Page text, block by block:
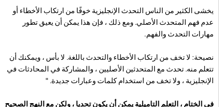
يخشى الكثير من الناس التحدث الإنجليزية خوفًا من ارتكاب الأخطاء أو
عدم فهم المتحدث الأصلي. ومع ذلك ، فإن هذا يمكن أن يعيق تطور
مهارات التحدث والفهم.
نصيحة: لا تخف من ارتكاب الأخطاء والتحدث باللغة. لا بأس ، ويمكنك أن
تتعلم منه. تحدث مع المتحدثين الأصليين ، والمشاركة في المحادثات في
الإنجليزية ، ولا تخف من استخدام كلمات وعبارات جديدة. "
في الختام ، التعلم التاميلية يمكن أن يكون تحديا ، ولكن مع النهج الصحيح